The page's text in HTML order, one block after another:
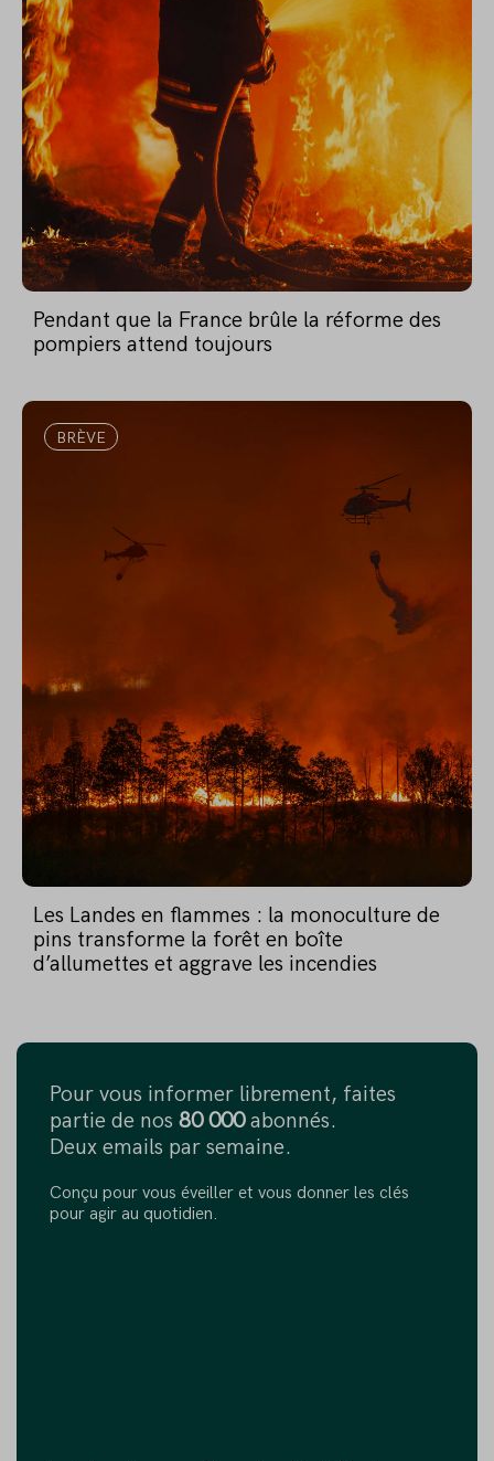
Pendant que la France brûle la réforme des
pompiers attend toujours
BRÈVE
Les Landes en flammes : la monoculture de
pins transforme la forêt en boîte
d’allumettes et aggrave les incendies
Pour vous informer librement, faites
partie de nos 80 000abonnés.
Deux emails par semaine.
Conçu pour vous éveiller et vous donner les clés
pour agir au quotidien.